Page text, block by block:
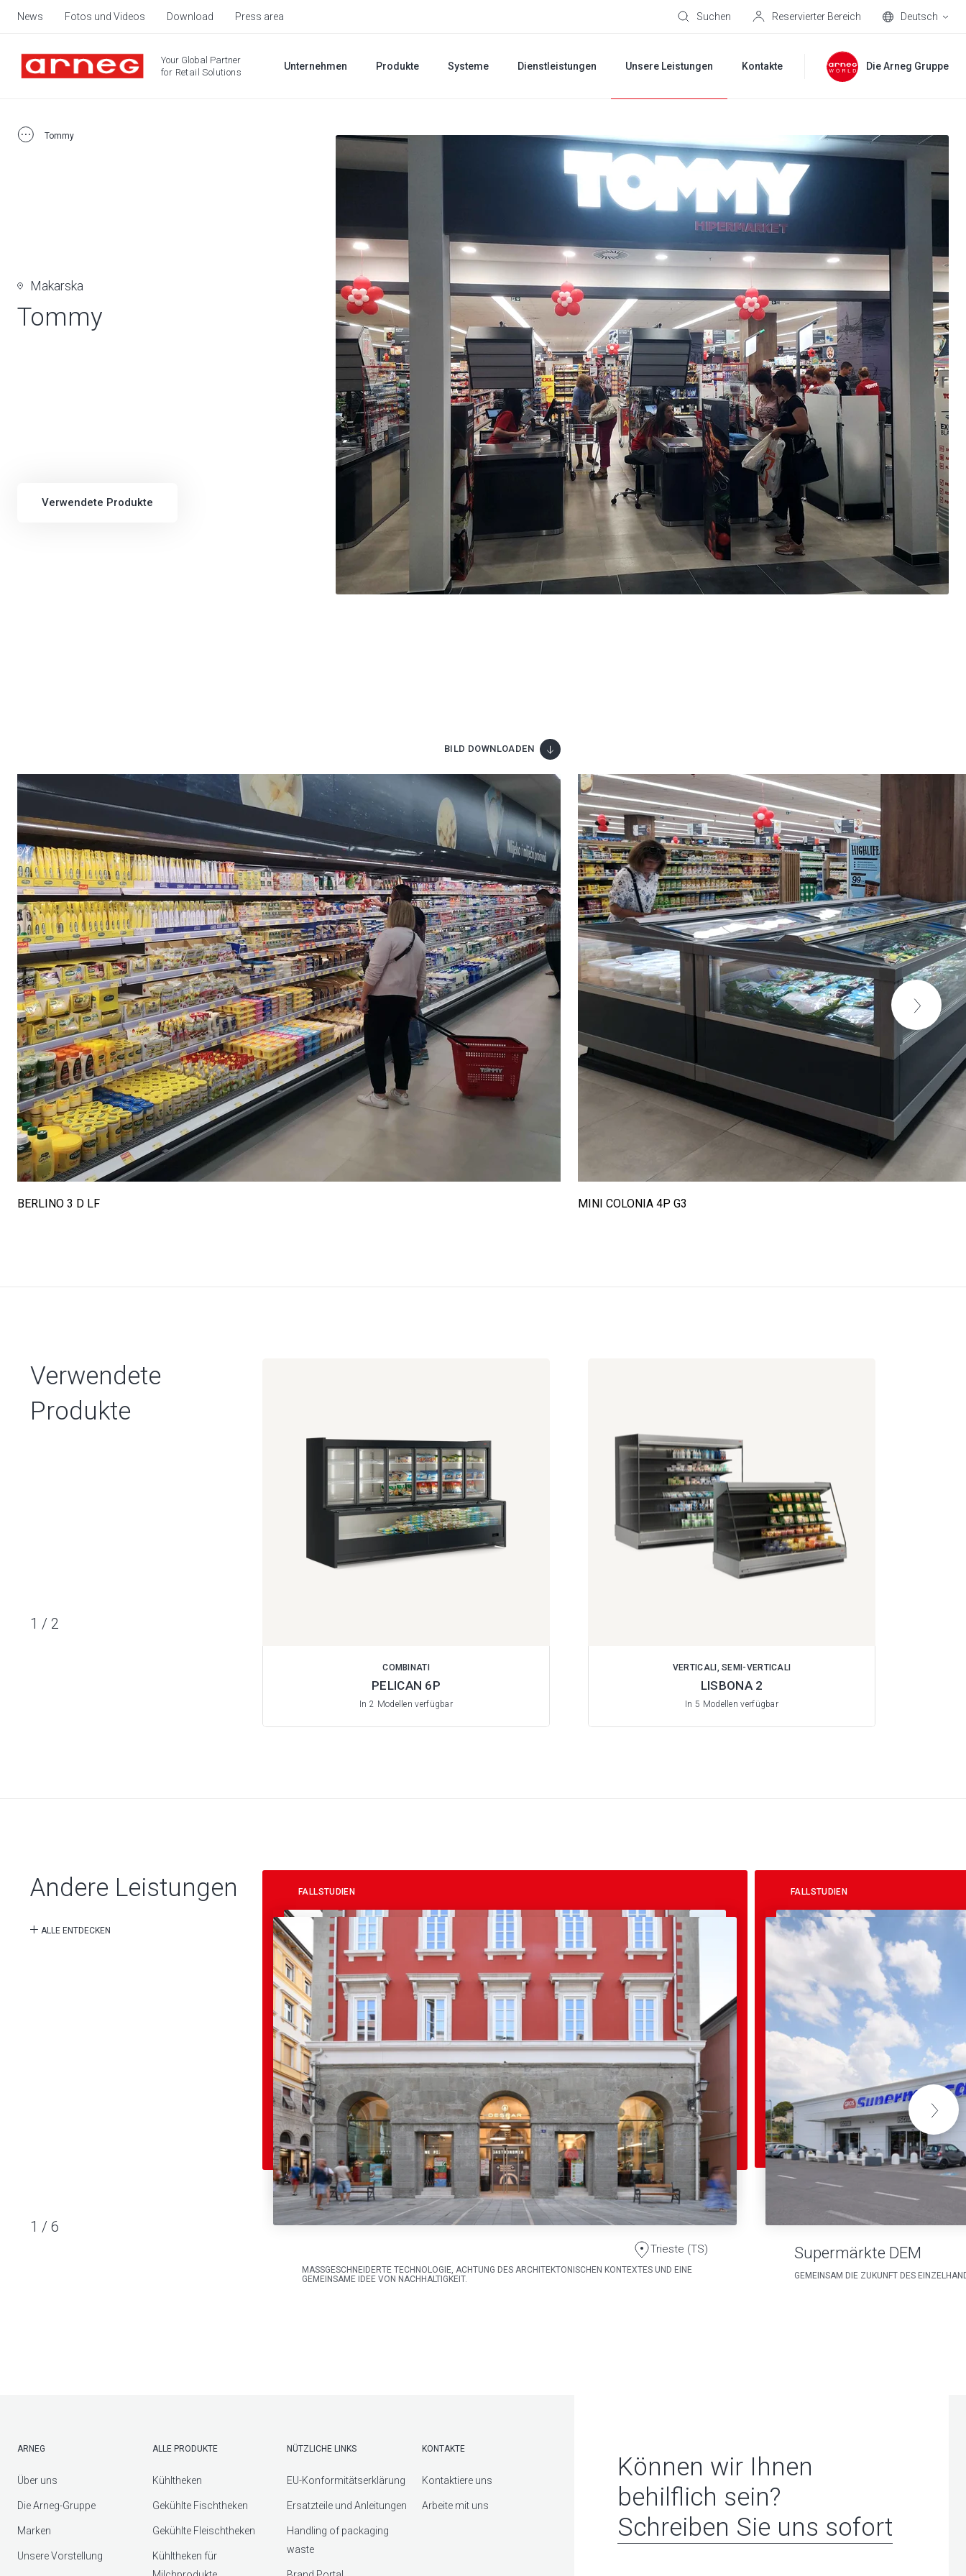
News Fotos und Videos Download Press area Suchen Reservierter Bereich Deutsch
Your Global Partner
for Retail Solutions
Unternehmen Produkte Systeme Dienstleistungen Unsere Leistungen Kontakte Die Arneg Gruppe
Tommy
Makarska
Tommy
Verwendete Produkte
BILD DOWNLOADEN
BERLINO 3 D LF MINI COLONIA 4P G3
Verwendete
Produkte
1 / 2
COMBINATI
PELICAN 6P
In 2 Modellen verfügbar
VERTICALI, SEMI-VERTICALI
LISBONA 2
In 5 Modellen verfügbar
Andere Leistungen
ALLE ENTDECKEN
1 / 6
FALLSTUDIEN
Trieste (TS)
MASSGESCHNEIDERTE TECHNOLOGIE, ACHTUNG DES ARCHITEKTONISCHEN KONTEXTES UND EINE
GEMEINSAME IDEE VON NACHHALTIGKEIT.
FALLSTUDIEN
Supermärkte DEM
GEMEINSAM DIE ZUKUNFT DES
ARNEG
Über uns
Die Arneg-Gruppe
Marken
Unsere Vorstellung
ALLE PRODUKTE
Kühltheken
Gekühlte Fischtheken
Gekühlte Fleischtheken
Kühltheken für
NÜTZLICHE LINKS
EU-Konformitätserklärung
Ersatzteile und Anleitungen
Handling of packaging
waste
KONTAKTE
Kontaktiere uns
Arbeite mit uns
Können wir Ihnen
behilflich sein?
Schreiben Sie uns sofort